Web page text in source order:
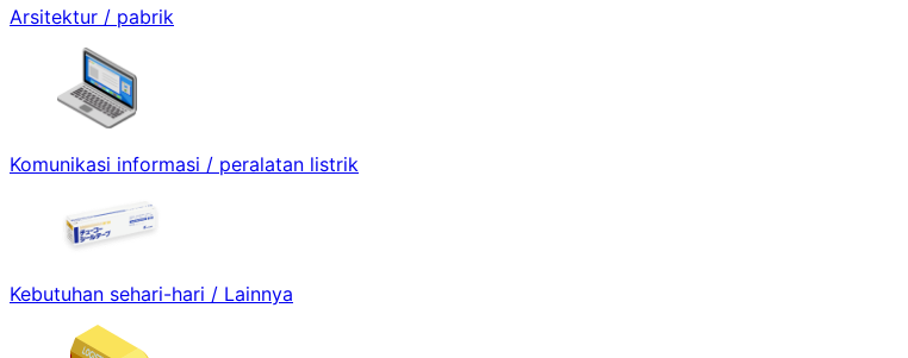
Arsitektur / pabrik
Komunikasi informasi / peralatan listrik
Kebutuhan sehari-hari / Lainnya